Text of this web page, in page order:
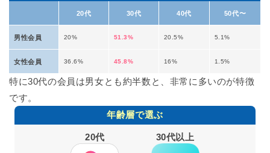
20代 30代 40代 50代〜
男性会員 20% 51.3% 20.5% 5.1%
女性会員 36.6% 45.8% 16% 1.5%
特に30代の会員は男女とも約半数と、非常に多いのが特徴
です。
年齢層で選ぶ
20代 30代以上